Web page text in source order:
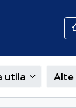
utila Alte